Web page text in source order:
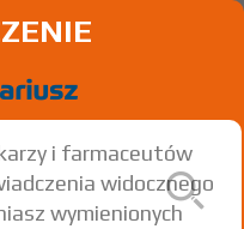
i farmaceutów
widocznego
wymienionych